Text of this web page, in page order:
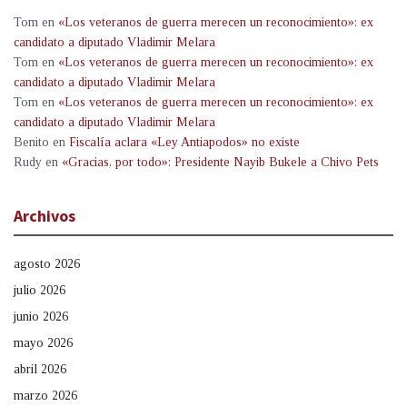
Tom en «Los veteranos de guerra merecen un reconocimiento»: ex
candidato a diputado Vladimir Melara
Tom en «Los veteranos de guerra merecen un reconocimiento»: ex
candidato a diputado Vladimir Melara
Tom en «Los veteranos de guerra merecen un reconocimiento»: ex
candidato a diputado Vladimir Melara
Benito en Fiscalía aclara «Ley Antiapodos» no existe
Rudy en «Gracias, por todo»: Presidente Nayib Bukele a Chivo Pets
Archivos
agosto 2026
julio 2026
junio 2026
mayo 2026
abril 2026
marzo 2026